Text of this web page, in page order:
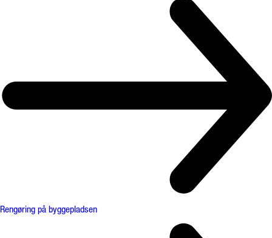
Rengøring på byggepladsen